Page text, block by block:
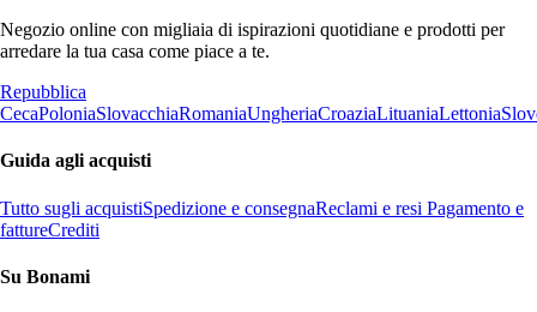
Negozio online con migliaia di ispirazioni quotidiane e prodotti per
arredare la tua casa come piace a te.
Repubblica
CecaPoloniaSlovacchiaRomaniaUngheriaCroaziaLituaniaLettonia
Guida agli acquisti
Tutto sugli acquistiSpedizione e consegnaReclami e resi Pagamento e
fattureCrediti
Su Bonami